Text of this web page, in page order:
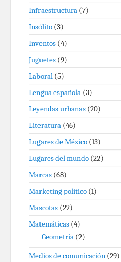
Infraestructura (7)
Insólito (3)
Inventos (4)
Juguetes (9)
Laboral (5)
Lengua española (3)
Leyendas urbanas (20)
Literatura (46)
Lugares de México (13)
Lugares del mundo (22)
Marcas (68)
Marketing político (1)
Mascotas (22)
Matemáticas (4)
Geometría (2)
Medios de comunicación (29)